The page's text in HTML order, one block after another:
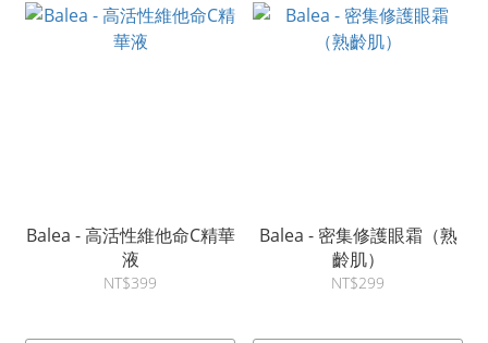
Balea - 高活性維他命C精華
液
NT$399
Balea - 密集修護眼霜（熟
齡肌）
NT$299